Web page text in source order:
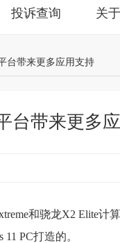
投诉查询 关
台带来更多应用支持
台带来更多
和骁龙X2 Elite计
PC打造的。